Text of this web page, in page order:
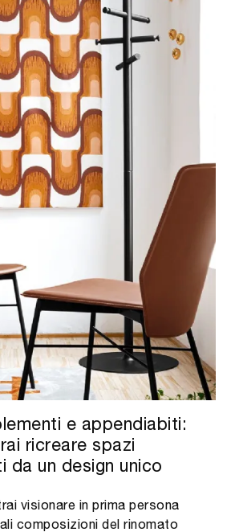
e appendiabiti:
ricreare spazi
da un design unico
visionare in prima persona
composizioni del rinomato